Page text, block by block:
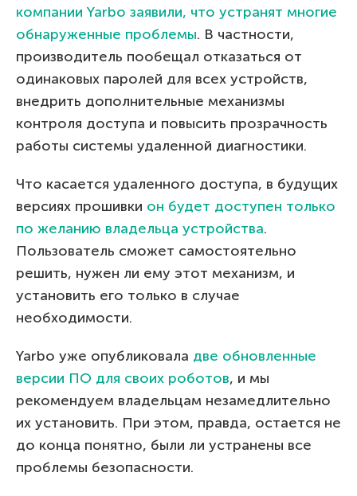
компании Yarbo заявили, что устранят многие
обнаруженные проблемы. В частности,
производитель пообещал отказаться от
одинаковых паролей для всех устройств,
внедрить дополнительные механизмы
контроля доступа и повысить прозрачность
работы системы удаленной диагностики.
Что касается удаленного доступа, в будущих
версиях прошивки он будет доступен только
по желанию владельца устройства.
Пользователь сможет самостоятельно
решить, нужен ли ему этот механизм, и
установить его только в случае
необходимости.
Yarbo уже опубликовала две обновленные
версии ПО для своих роботов, и мы
рекомендуем владельцам незамедлительно
их установить. При этом, правда, остается не
до конца понятно, были ли устранены все
проблемы безопасности.